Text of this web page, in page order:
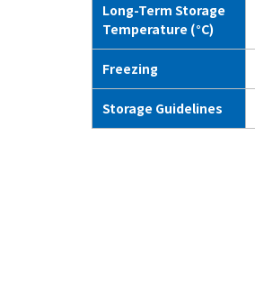
Long-Term Storage
Temperature (°C)
Freezing
Storage Guidelines